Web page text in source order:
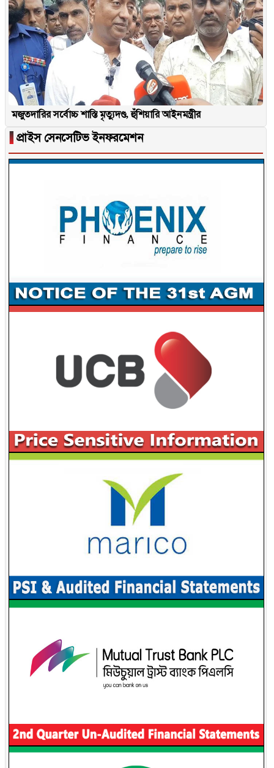
মজুতদারির সর্বোচ্চ শাস্তি মৃত্যুদণ্ড, হুঁশিয়ারি আইনমন্ত্রীর
▐ প্রাইস সেনসেটিভ ইনফরমেশন